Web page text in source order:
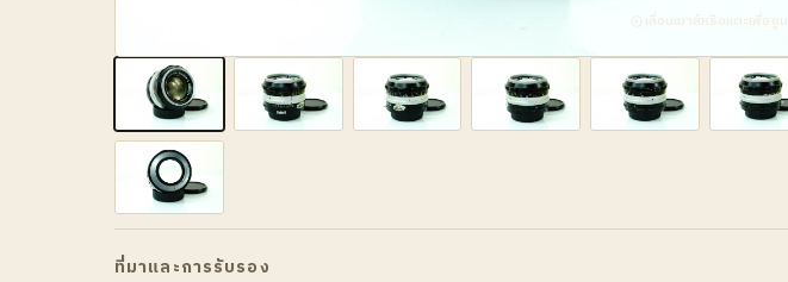
เลื่อนเมาส์หรือแตะเพื่อซูม
ที่มาและการรับรอง